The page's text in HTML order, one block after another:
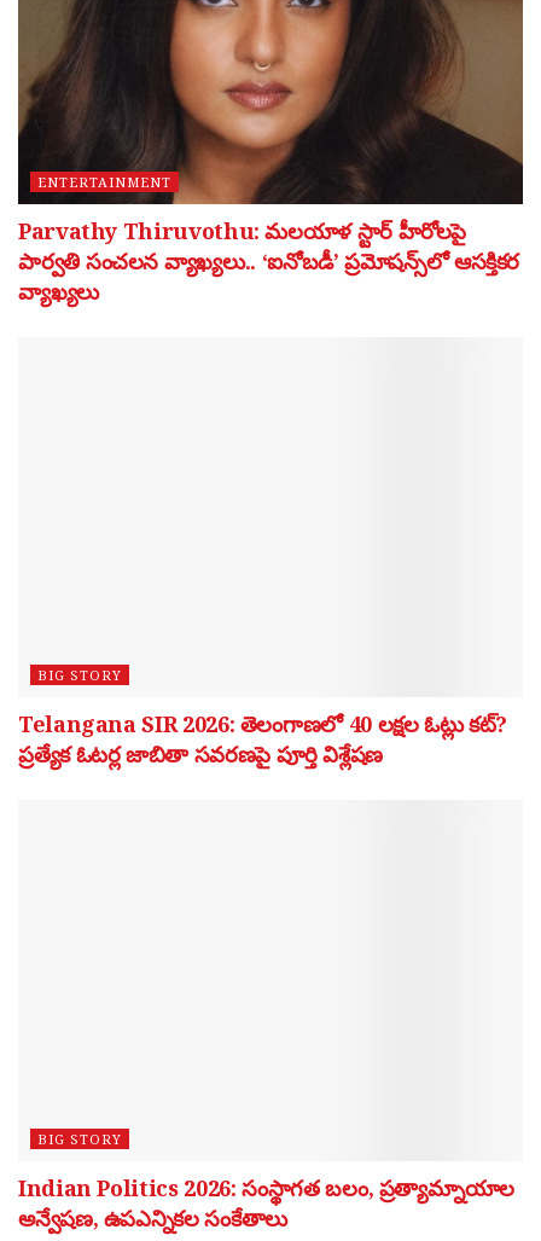
ENTERTAINMENT
Parvathy Thiruvothu: మలయాళ స్టార్ హీరోలపై
పార్వతి సంచలన వ్యాఖ్యలు.. ‘ఐనోబడీ’ ప్రమోషన్స్‌లో ఆసక్తికర
వ్యాఖ్యలు
BIG STORY
Telangana SIR 2026: తెలంగాణలో 40 లక్షల ఓట్లు కట్?
ప్రత్యేక ఓటర్ల జాబితా సవరణపై పూర్తి విశ్లేషణ
BIG STORY
Indian Politics 2026: సంస్థాగత బలం, ప్రత్యామ్నాయాల
అన్వేషణ, ఉపఎన్నికల సంకేతాలు